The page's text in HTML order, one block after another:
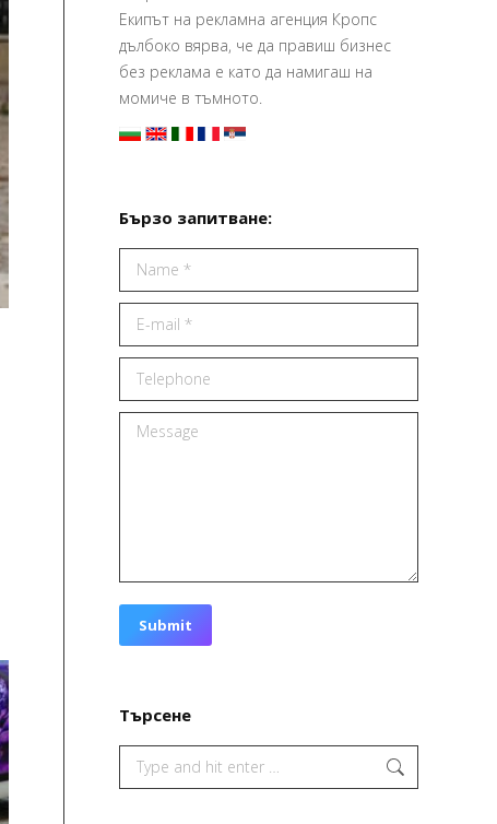
Екипът на рекламна агенция Кропс
дълбоко вярва, че да правиш бизнес
без реклама е като да намигаш на
момиче в тъмното.
Бързо запитване:
Name *
E-mail *
Telephone
Message
Submit
Търсене
Search: